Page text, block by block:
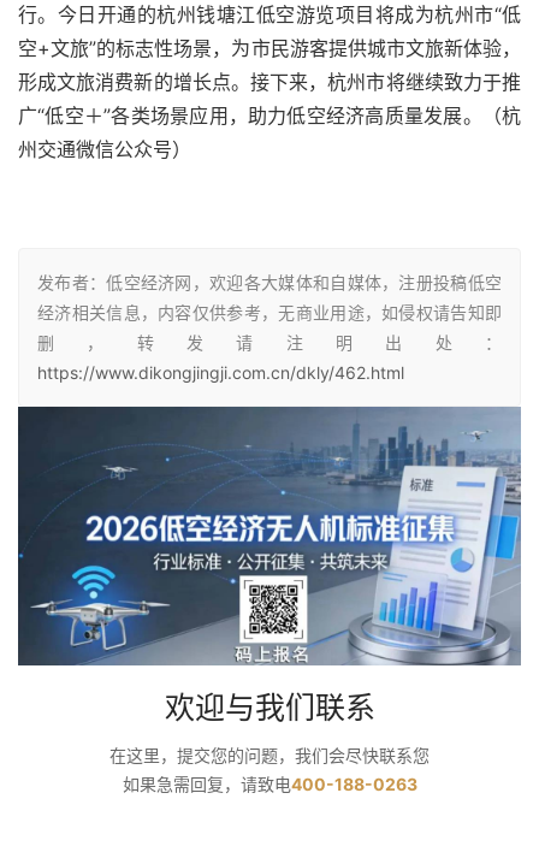
行。今日开通的杭州钱塘江低空游览项目将成为杭州市“低
空+文旅”的标志性场景，为市民游客提供城市文旅新体验，
形成文旅消费新的增长点。接下来，杭州市将继续致力于推
广“低空＋”各类场景应用，助力低空经济高质量发展。（杭
州交通微信公众号）
发布者：低空经济网，欢迎各大媒体和自媒体，注册投稿低空
经济相关信息，内容仅供参考，无商业用途，如侵权请告知即
删，转发请注明出处：
https://www.dikongjingji.com.cn/dkly/462.html
欢迎与我们联系
在这里，提交您的问题，我们会尽快联系您
如果急需回复，请致电400-188-0263